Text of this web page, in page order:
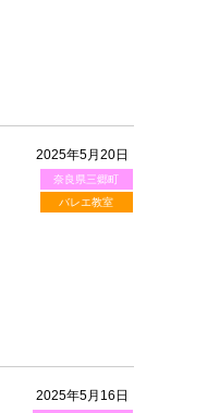
2025年5月20日
奈良県三郷町
バレエ教室
2025年5月16日